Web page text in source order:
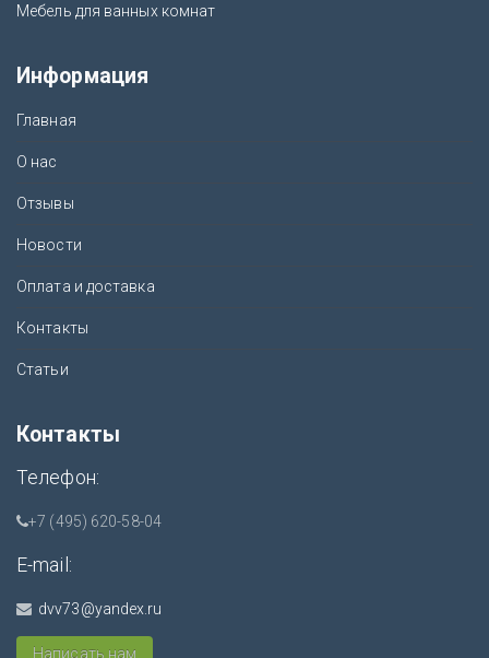
Мебель для ванных комнат
Информация
Главная
О нас
Отзывы
Новости
Оплата и доставка
Контакты
Статьи
Контакты
Телефон:
+7 (495) 620-58-04
E-mail:
dvv73@yandex.ru
Написать нам